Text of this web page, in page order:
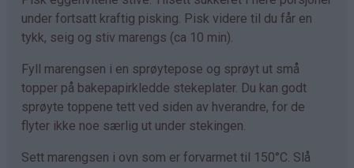
under fortsatt kraftig pisking. Pisk videre til du får en
tykk, seig og stiv marengs (ca 10 min).
Fyll marengsen i en sprøytepose og sprøyt ut små
topper på bakepapirkledde stekeplater. Du kan godt
sprøyte toppene tett ved siden av hverandre, for de
flyter ikke noe særlig ut under stekingen.
Sett marengsen i ovn som er forvarmet til 150°C. Slå